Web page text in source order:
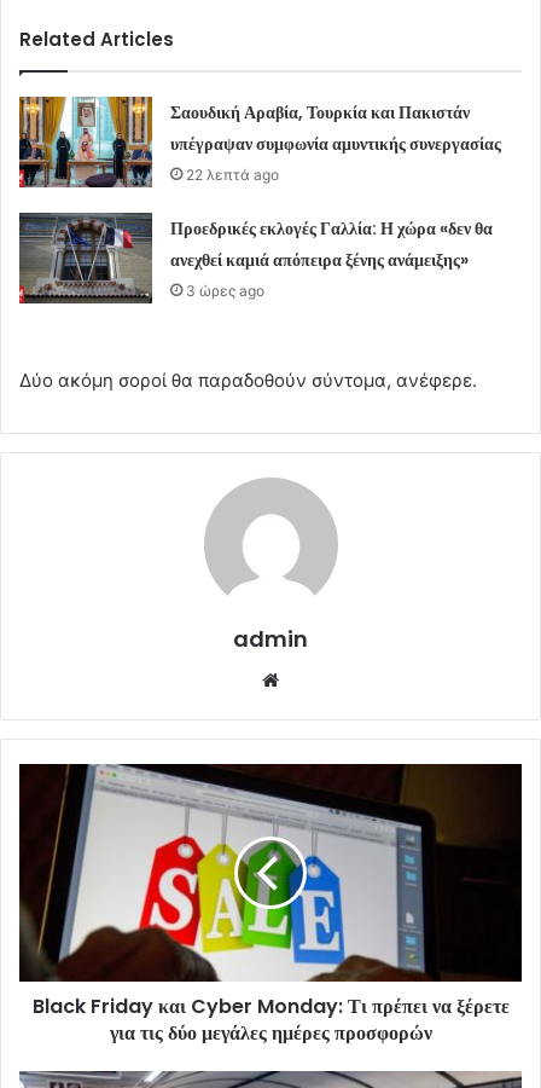
Related Articles
Σαουδική Αραβία, Τουρκία και Πακιστάν
υπέγραψαν συμφωνία αμυντικής συνεργασίας
22 λεπτά ago
Προεδρικές εκλογές Γαλλία: Η χώρα «δεν θα
ανεχθεί καμιά απόπειρα ξένης ανάμειξης»
3 ώρες ago
Δύο ακόμη σοροί θα παραδοθούν σύντομα, ανέφερε.
admin
Black Friday και Cyber Monday: Τι πρέπει να ξέρετε
για τις δύο μεγάλες ημέρες προσφορών